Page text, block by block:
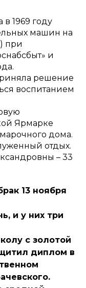
в 1969 году
машин на
при
и
решение
воспитанием
Ярмарке
дома.
отдых.
– 33
13 ноября
и у них три
с золотой
диплом в